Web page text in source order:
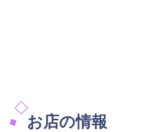
お店の情報